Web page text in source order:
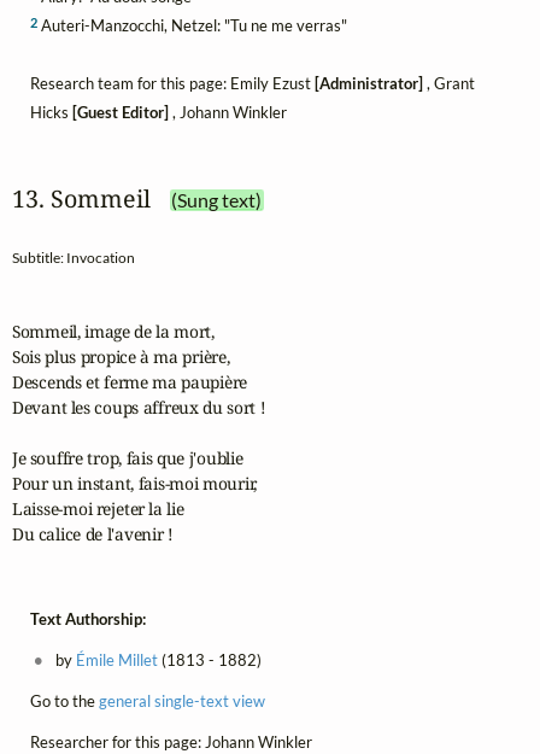
2Auteri-Manzocchi, Netzel: "Tu ne me verras"
Research team for this page: Emily Ezust [Administrator] , Grant
Hicks [Guest Editor] , Johann Winkler
13. Sommeil (Sung text)
Subtitle: Invocation
Sommeil, image de la mort,
Sois plus propice à ma prière,
Descends et ferme ma paupière
Devant les coups affreux du sort !
Je souffre trop, fais que j'oublie
Pour un instant, fais-moi mourir,
Laisse-moi rejeter la lie
Du calice de l'avenir !
Text Authorship:
by Émile Millet(1813 - 1882)
Go to thegeneral single-text view
Researcher for this page: Johann Winkler